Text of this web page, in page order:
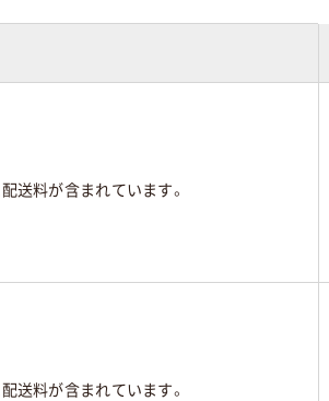
送料が含まれています。
送料が含まれています。